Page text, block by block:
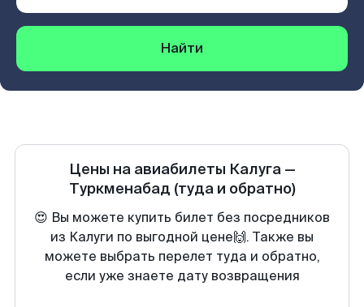
Найти
Цены на авиабилеты Калуга—
Туркменабад (туда и обратно)
😍 Вы можете купить билет без посредников
из Калуги по выгодной цене🙌. Также вы
можете выбрать перелет туда и обратно,
если уже знаете дату возвращения